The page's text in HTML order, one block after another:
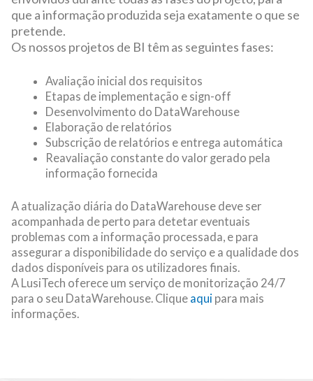
que a informação produzida seja exatamente o que se
pretende.
Os nossos projetos de BI têm as seguintes fases:
Avaliação inicial dos requisitos
Etapas de implementação e sign-off
Desenvolvimento do DataWarehouse
Elaboração de relatórios
Subscrição de relatórios e entrega automática
Reavaliação constante do valor gerado pela
informação fornecida
A atualização diária do DataWarehouse deve ser
acompanhada de perto para detetar eventuais
problemas com a informação processada, e para
assegurar a disponibilidade do serviço e a qualidade dos
dados disponíveis para os utilizadores finais.
A LusiTech oferece um serviço de monitorização 24/7
para o seu DataWarehouse. Clique aqui para mais
informações.